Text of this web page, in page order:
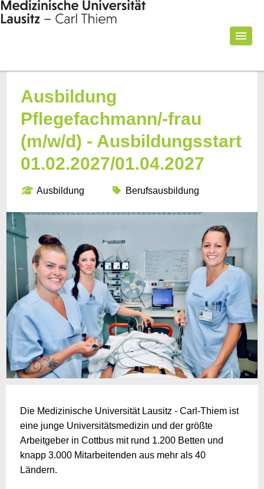
Ausbildung
Pflegefachmann/-frau
(m/w/d) - Ausbildungsstart
01.02.2027/01.04.2027
Ausbildung Berufsausbildung
Die Medizinische Universität Lausitz - Carl-Thiem ist
eine junge Universitätsmedizin und der größte
Arbeitgeber in Cottbus mit rund 1.200 Betten und
knapp 3.000 Mitarbeitenden aus mehr als 40
Ländern.